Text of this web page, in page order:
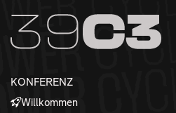
Zum Inhalt
Zum Footer
KONFERENZ
Willkommen